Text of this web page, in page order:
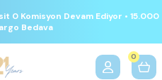
0 Komisyon Devam Ediyor • 15.000
Bedava
0